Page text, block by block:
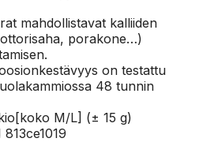
mahdollistavat kalliiden
porakone…)
on testattu
48 tunnin
M/L] (± 15 g)